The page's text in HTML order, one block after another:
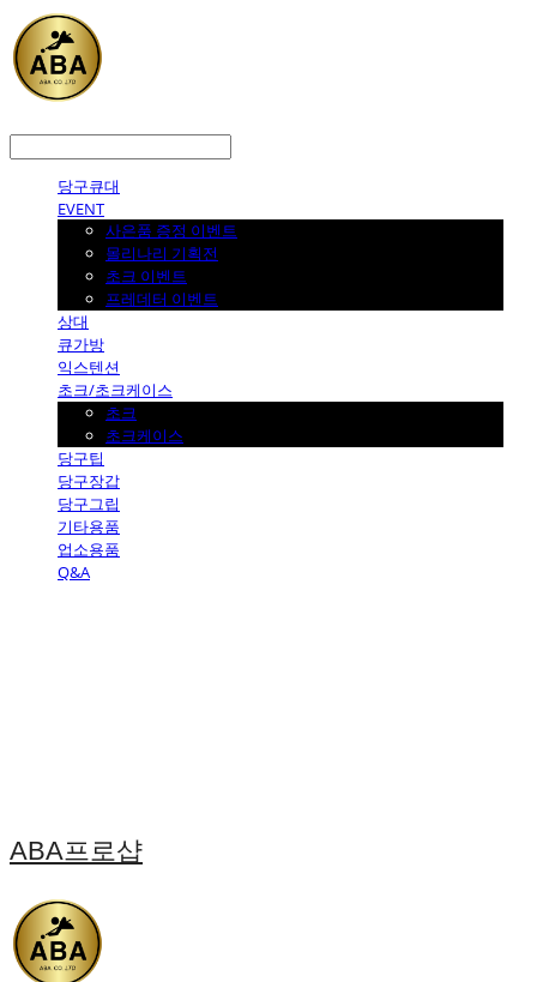
당구큐대
EVENT
사은품 증정 이벤트
몰리나리 기획전
초크 이벤트
프레데터 이벤트
상대
큐가방
익스텐션
초크/초크케이스
초크
초크케이스
당구팁
당구장갑
당구그립
기타용품
업소용품
Q&A
ABA프로샵